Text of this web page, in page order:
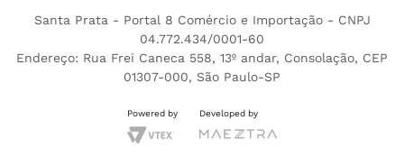
Santa Prata - Portal 8 Comércio e Importação - CNPJ
04.772.434/0001-60
Endereço: Rua Frei Caneca 558, 13º andar, Consolação, CEP
01307-000, São Paulo-SP
Powered by Developed by